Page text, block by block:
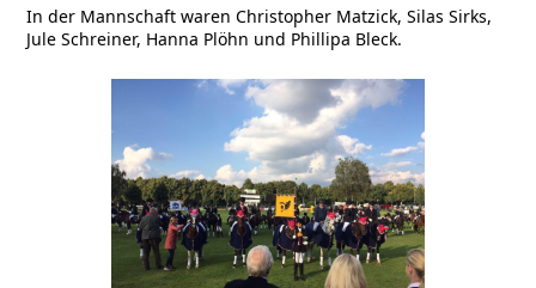
In der Mannschaft waren Christopher Matzick, Silas Sirks,
Jule Schreiner, Hanna Plöhn und Phillipa Bleck.